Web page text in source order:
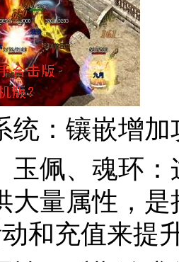
统：镶嵌增
玉佩、魂环
大量属性，
和充值来提